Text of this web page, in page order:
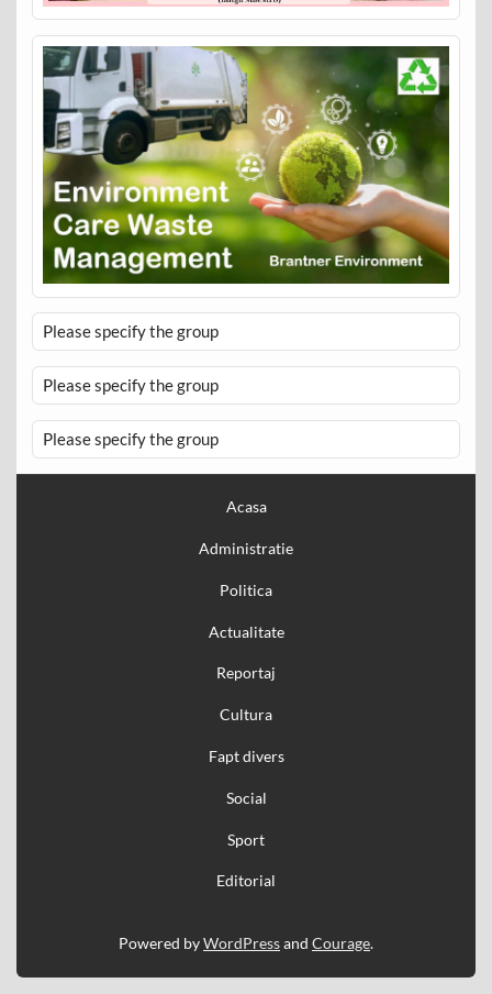
Please specify the group
Please specify the group
Please specify the group
Acasa
Administratie
Politica
Actualitate
Reportaj
Cultura
Fapt divers
Social
Sport
Editorial
Powered byWordPressand Courage.